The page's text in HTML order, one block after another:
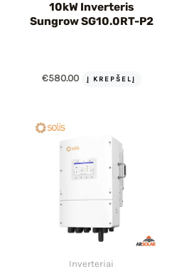
10kW Inverteris
Sungrow SG10.0RT-P2
€580.00 Į KREPŠELĮ
Inverteriai